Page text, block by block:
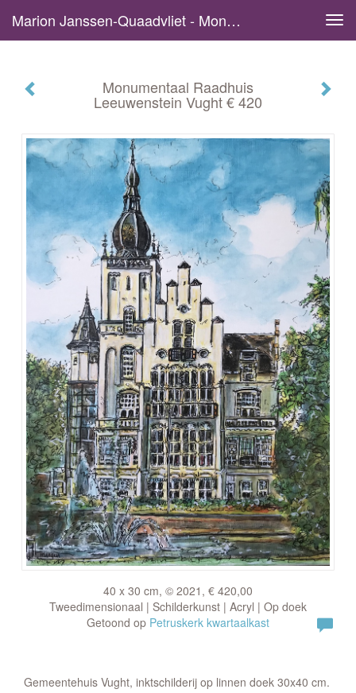
Marion Janssen-Quaadvliet - Monumentaal Raadhuis Leeuwenstein Vught € 420
Monumentaal Raadhuis
Leeuwenstein Vught € 420
40 x 30 cm, © 2021, € 420,00
Tweedimensionaal | Schilderkunst | Acryl | Op doek
Getoond op Petruskerk kwartaalkast
Gemeentehuis Vught, inktschilderij op linnen doek 30x40 cm.